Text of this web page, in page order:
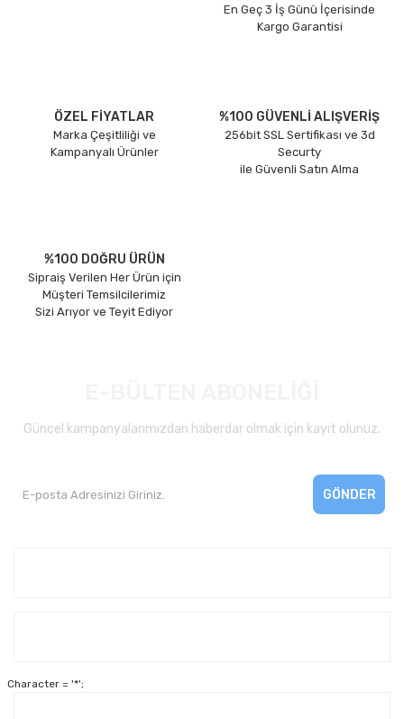
En Geç 3 İş Günü İçerisinde
Kargo Garantisi
ÖZEL FİYATLAR
Marka Çeşitliliği ve
Kampanyalı Ürünler
%100 GÜVENLİ ALIŞVERİŞ
256bit SSL Sertifikası ve 3d
Securty
ile Güvenli Satın Alma
%100 DOĞRU ÜRÜN
Sipraiş Verilen Her Ürün için
Müşteri Temsilcilerimiz
Sizi Arıyor ve Teyit Ediyor
Güncel kampanyalarımızdan haberdar olmak için kayıt olunuz.
GÖNDER
Character = '*';